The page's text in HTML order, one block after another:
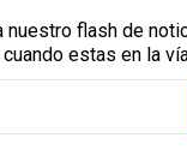
nuestro flash de
estas en la